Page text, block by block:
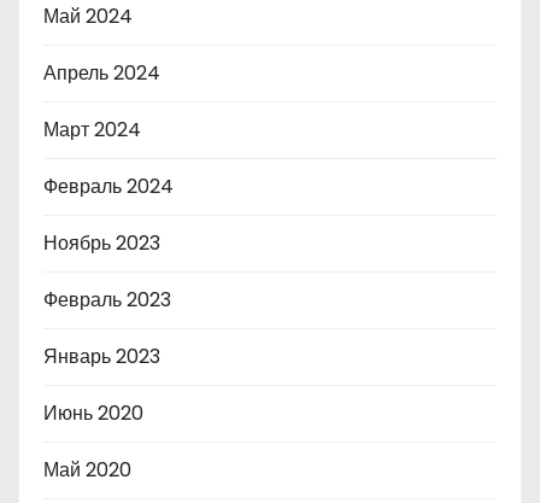
Май 2024
Апрель 2024
Март 2024
Февраль 2024
Ноябрь 2023
Февраль 2023
Январь 2023
Июнь 2020
Май 2020